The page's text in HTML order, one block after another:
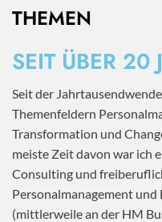
THEMEN
SEIT ÜBER 20
Seit der
Themenfeldern
Transformation und
meiste Zeit davon war ich
Consulting und
Personalmanagement
(mittlerweile an der HM